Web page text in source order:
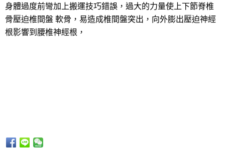
身體過度前彎加上搬運技巧錯誤，過大的力量使上下節脊椎
骨壓迫椎間盤 軟骨，易造成椎間盤突出，向外膨出壓迫神經
根影響到腰椎神經根，